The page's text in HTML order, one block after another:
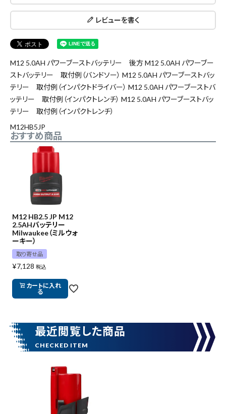
close
search
カテゴリーから探す
価格から探す
リセット この内容で検索
レビューを書く
M12 5.0AH パワーブーストバッテリー 後方 M12 5.0AH パワーブー
ストバッテリー 取付例（バンドソー） M12 5.0AH パワーブーストバッ
テリー 取付例（インパクトドライバー） M12 5.0AH パワーブーストバ
ッテリー 取付例（インパクトレンチ） M12 5.0AH パワーブーストバッ
テリー 取付例（インパクトレンチ）
M12HB5JP
おすすめ商品
M12 HB2.5 JP M12
2.5AHバッテリー
Milwaukee（ミルウォ
ーキー）
取り寄せ品
¥7,128 税込
カートに入れ
る
最近閲覧した商品